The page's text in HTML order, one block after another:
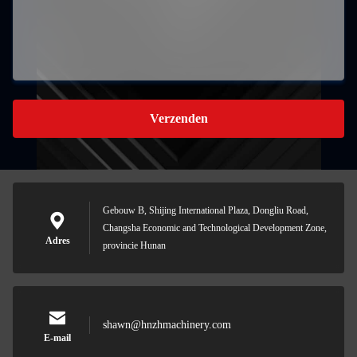
Verzenden
Adres
Gebouw B, Shijing International Plaza, Dongliu Road,
Changsha Economic and Technological Development Zone,
provincie Hunan
E-mail
shawn@hnzhmachinery.com